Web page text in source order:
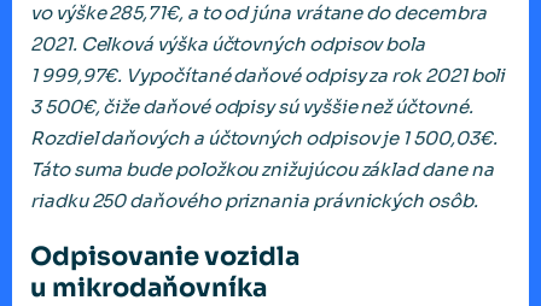
vo výške 285,71€, a to od júna vrátane do decembra
2021. Celková výška účtovných odpisov bola
1 999,97€. Vypočítané daňové odpisy za rok 2021 boli
3 500€, čiže daňové odpisy sú vyššie než účtovné.
Rozdiel daňových a účtovných odpisov je 1 500,03€.
Táto suma bude položkou znižujúcou základ dane na
riadku 250 daňového priznania právnických osôb.
Odpisovanie vozidla
u mikrodaňovníka